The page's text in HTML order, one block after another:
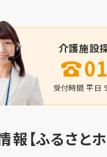
介護施設
受付時間 平日
報【ふるさと